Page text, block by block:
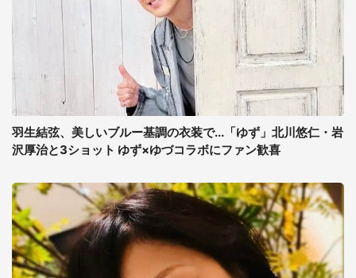
羽生結弦、美しいブルー基調の衣装で...「ゆず」北川悠仁・岩
沢厚治と3ショット ゆず×ゆづコラボにファン歓喜